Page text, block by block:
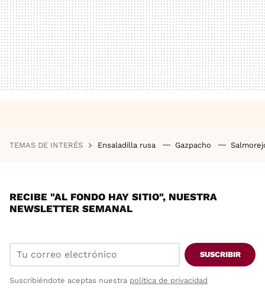
TEMAS DE INTERÉS Ensaladilla rusa Gazpacho
RECIBE "AL FONDO HAY SITIO", NUESTRA
NEWSLETTER SEMANAL
SUSCRIBIR
Suscribiéndote aceptas nuestra política de privacidad